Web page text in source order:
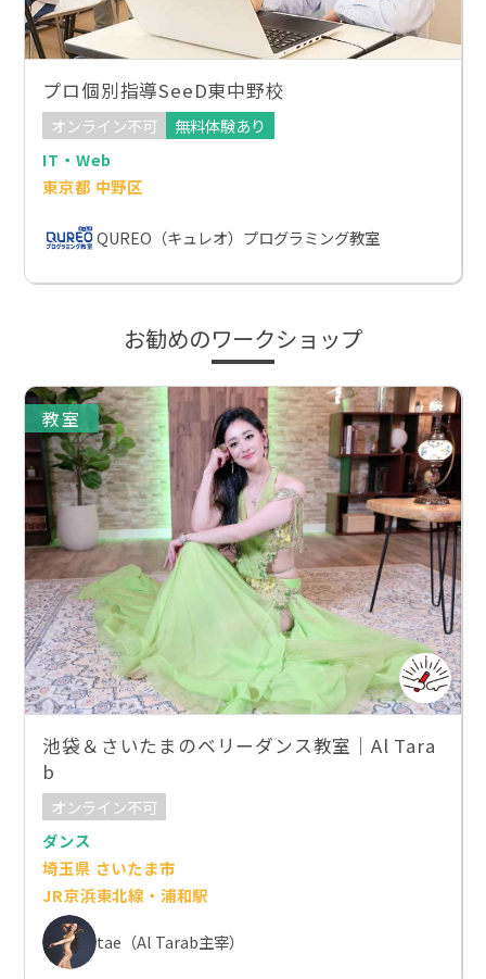
プロ個別指導SeeD東中野校
オンライン不可
無料体験あり
IT・Web
東京都 中野区
QUREO（キュレオ）プログラミング教室
お勧めのワークショップ
教室
池袋＆さいたまのベリーダンス教室｜Al Tara
b
オンライン不可
ダンス
埼玉県 さいたま市
JR京浜東北線・浦和駅
tae（Al Tarab主宰）